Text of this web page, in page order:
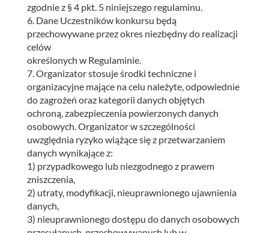
zgodnie z § 4 pkt. 5 niniejszego regulaminu.
6. Dane Uczestników konkursu będą
przechowywane przez okres niezbędny do realizacji
celów
określonych w Regulaminie.
7. Organizator stosuje środki techniczne i
organizacyjne mające na celu należyte, odpowiednie
do zagrożeń oraz kategorii danych objętych
ochroną, zabezpieczenia powierzonych danych
osobowych. Organizator w szczególności
uwzględnia ryzyko wiążące się z przetwarzaniem
danych wynikające z:
1) przypadkowego lub niezgodnego z prawem
zniszczenia,
2) utraty, modyfikacji, nieuprawnionego ujawnienia
danych,
3) nieuprawnionego dostępu do danych osobowych